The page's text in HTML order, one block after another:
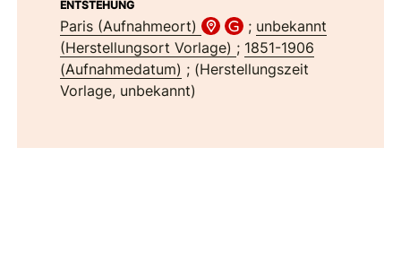
ENTSTEHUNG
Paris (Aufnahmeort) ; unbekannt
(Herstellungsort Vorlage) ; 1851-1906
(Aufnahmedatum) ; (Herstellungszeit
Vorlage, unbekannt)